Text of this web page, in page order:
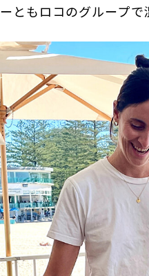
ともロコのグループで